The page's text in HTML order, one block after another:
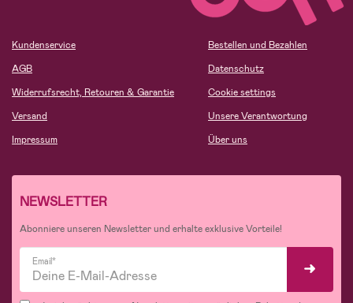
Kundenservice
AGB
Widerrufsrecht, Retouren & Garantie
Versand
Impressum
Bestellen und Bezahlen
Datenschutz
Cookie settings
Unsere Verantwortung
Über uns
NEWSLETTER
Abonniere unseren Newsletter und erhalte exklusive Vorteile!
Email*